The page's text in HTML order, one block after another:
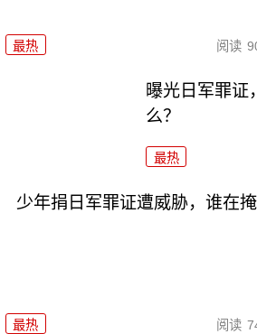
最热 阅读
曝光日军罪证
么？
最热
少年捐日军罪证遭威胁，谁在掩
最热 阅读